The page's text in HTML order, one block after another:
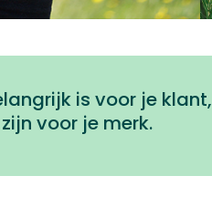
is voor je klant,
voor je merk.